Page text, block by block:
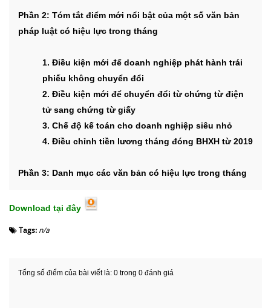
HỆ
Phần 2: Tóm tắt điểm mới nổi bật của một số văn bản
pháp luật có hiệu lực trong tháng
1. Điều kiện mới để doanh nghiệp phát hành trái
phiếu không chuyển đổi
2. Điều kiện mới để chuyển đổi từ chứng từ điện
tử sang chứng từ giấy
3. Chế độ kế toán cho doanh nghiệp siêu nhỏ
4. Điều chỉnh tiền lương tháng đóng BHXH từ 2019
Phần 3: Danh mục các văn bản có hiệu lực trong tháng
Download tại đây
Tags: n/a
Tổng số điểm của bài viết là: 0 trong 0 đánh giá